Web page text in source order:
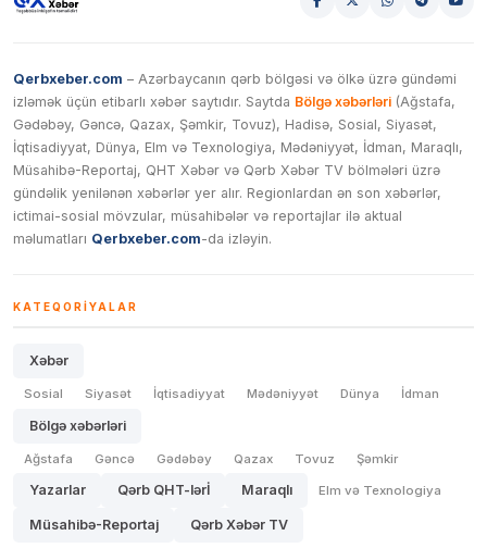
Qerbxeber.com – Azərbaycanın qərb bölgəsi və ölkə üzrə gündəmi
izləmək üçün etibarlı xəbər saytıdır. Saytda Bölgə xəbərləri (Ağstafa,
Gədəbəy, Gəncə, Qazax, Şəmkir, Tovuz), Hadisə, Sosial, Siyasət,
İqtisadiyyat, Dünya, Elm və Texnologiya, Mədəniyyət, İdman, Maraqlı,
Müsahibə-Reportaj, QHT Xəbər və Qərb Xəbər TV bölmələri üzrə
gündəlik yenilənən xəbərlər yer alır. Regionlardan ən son xəbərlər,
ictimai-sosial mövzular, müsahibələr və reportajlar ilə aktual
məlumatları Qerbxeber.com-da izləyin.
KATEQORIYALAR
Xəbər
Sosial Siyasət İqtisadiyyat Mədəniyyət Dünya İdman
Bölgə xəbərləri
Ağstafa Gəncə Gədəbəy Qazax Tovuz Şəmkir
Yazarlar Qərb QHT-lərİ Maraqlı Elm və Texnologiya
Müsahibə-Reportaj Qərb Xəbər TV